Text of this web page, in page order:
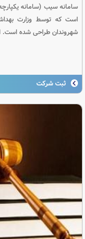
سامانه سیب (سامانه
است که توسط وزارت
شهروندان طراحی شده است.
ثبت شرکت